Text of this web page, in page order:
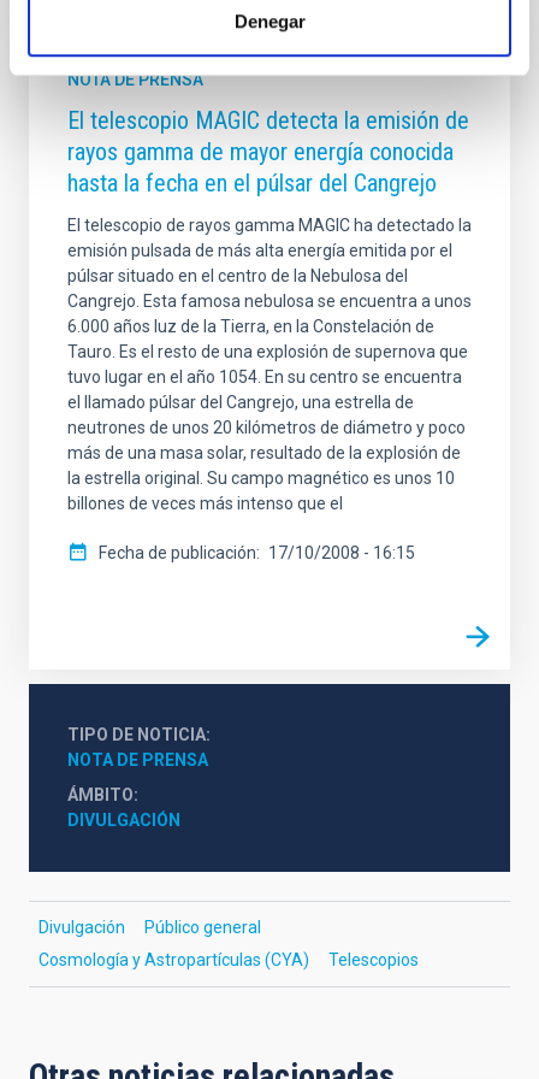
Denegar
NOTA DE PRENSA
El telescopio MAGIC detecta la emisión de
rayos gamma de mayor energía conocida
hasta la fecha en el púlsar del Cangrejo
El telescopio de rayos gamma MAGIC ha detectado la
emisión pulsada de más alta energía emitida por el
púlsar situado en el centro de la Nebulosa del
Cangrejo. Esta famosa nebulosa se encuentra a unos
6.000 años luz de la Tierra, en la Constelación de
Tauro. Es el resto de una explosión de supernova que
tuvo lugar en el año 1054. En su centro se encuentra
el llamado púlsar del Cangrejo, una estrella de
neutrones de unos 20 kilómetros de diámetro y poco
más de una masa solar, resultado de la explosión de
la estrella original. Su campo magnético es unos 10
billones de veces más intenso que el
Fecha de publicación 17/10/2008 - 16:15
TIPO DE NOTICIA
NOTA DE PRENSA
ÁMBITO
DIVULGACIÓN
Divulgación
Público general
Cosmología y Astropartículas (CYA)
Telescopios